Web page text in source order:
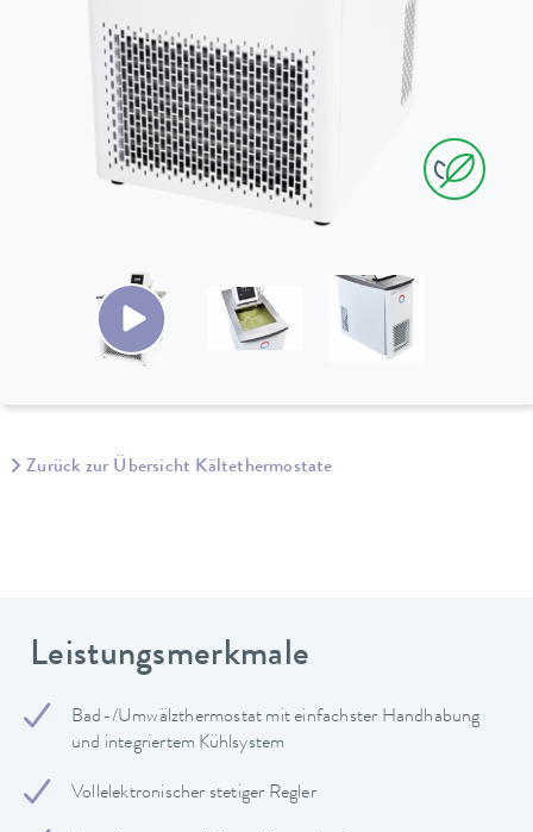
Zurück zur Übersicht Kältethermostate
Leistungsmerkmale
Bad-/Umwälzthermostat mit einfachster Handhabung
und integriertem Kühlsystem
Vollelektronischer stetiger Regler